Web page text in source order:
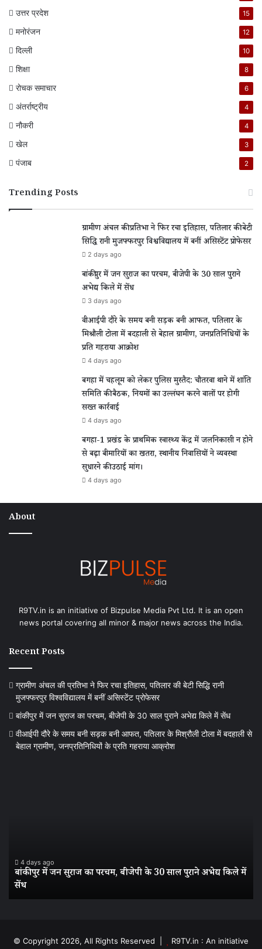
उत्तर प्रदेश 15
मनोरंजन 12
दिल्ली 10
शिक्षा 8
रोचक समाचार 6
अंतर्राष्ट्रीय 4
नौकरी 4
खेल 3
पंजाब 2
Trending Posts
ग्रामीण अंचल की प्रतिभा ने फिर रचा इतिहास, पतिलार की बेटी
सिद्धि रानी मुजफ्फरपुर विश्वविद्यालय में बनीं असिस्टेंट प्रोफेसर
2 days ago
बांकीपुर में जन सुराज का परचम, बीजेपी के 30 साल पुराने
अभेद्य किले में सेंध
3 days ago
वीआईपी दौरे के समय बनी सड़क बनी आफत, पतिलार के
मिश्रौली टोला में बदहाली से बेहाल ग्रामीण, जनप्रतिनिधियों के
प्रति गहराया आक्रोश
4 days ago
बगहा में चहलूम को लेकर पुलिस मुस्तैद: चौतरवा थाने में शांति
समिति की बैठक, नियमों का उल्लंघन करने वालों पर होगी
सख्त कार्रवाई
4 days ago
बगहा-1 प्रखंड के प्राथमिक स्वास्थ्य केंद्र में जलनिकासी न होने
से बढ़ा बीमारियों का खतरा, स्थानीय निवासियों ने व्यवस्था
सुधारने की उठाई मांग।
4 days ago
About
R9TV.in is an initiative of Bizpulse Media Pvt Ltd. It is an open
news portal covering all minor & major news across the India.
Recent Posts
ग्रामीण अंचल की प्रतिभा ने फिर रचा इतिहास, पतिलार की बेटी सिद्धि रानी
मुजफ्फरपुर विश्वविद्यालय में बनीं असिस्टेंट प्रोफेसर
बांकीपुर में जन सुराज का परचम, बीजेपी के 30 साल पुराने अभेद्य किले में सेंध
वीआईपी दौरे के समय बनी सड़क बनी आफत, पतिलार के मिश्रौली टोला में बदहाली से
बेहाल ग्रामीण, जनप्रतिनिधियों के प्रति गहराया आक्रोश
30
साल
पुराने
4 days ago
बांकीपुर में जन सुराज का परचम, बीजेपी के 30 साल पुराने अभेद्य किले में
सेंध
© Copyright 2026, All Rights Reserved | R9TV.in : An initiative